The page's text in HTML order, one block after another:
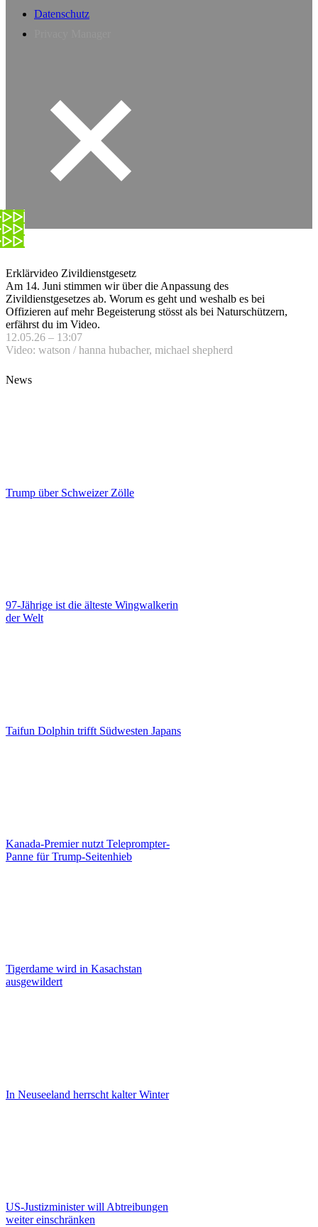
Datenschutz
Erklärvideo Zivildienstgesetz
Am 14. Juni stimmen wir über die Anpassung des
Zivildienstgesetzes ab. Worum es geht und weshalb es bei
Offizieren auf mehr Begeisterung stösst als bei Naturschützern,
erfährst du im Video.
12.05.26 – 13:07
Video: watson / hanna hubacher, michael shepherd
News
Trump über Schweizer Zölle
97-Jährige ist die älteste Wingwalkerin
der Welt
Taifun Dolphin trifft Südwesten Japans
Kanada-Premier nutzt Teleprompter-
Panne für Trump-Seitenhieb
Tigerdame wird in Kasachstan
ausgewildert
In Neuseeland herrscht kalter Winter
US-Justizminister will Abtreibungen
weiter einschränken